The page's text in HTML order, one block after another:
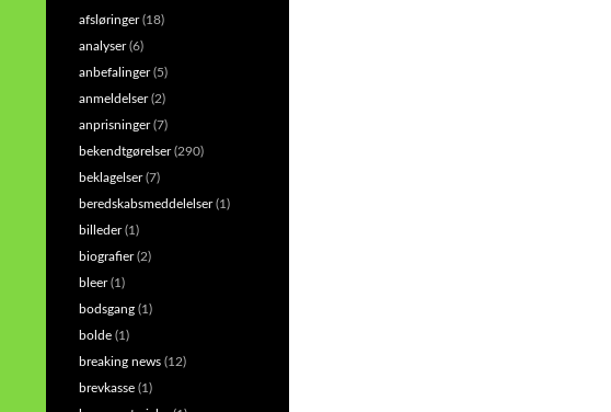
afsløringer(18)
analyser(6)
anbefalinger(5)
anmeldelser(2)
anprisninger(7)
bekendtgørelser(290)
beklagelser(7)
beredskabsmeddelelser(1)
billeder(1)
biografier(2)
bleer(1)
bodsgang (1)
bolde (1)
breaking news (12)
brevkasse (1)